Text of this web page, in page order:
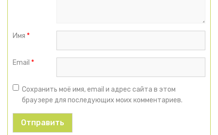
Имя *
Email *
Сохранить моё имя, email и адрес сайта в этом
браузере для последующих моих комментариев.